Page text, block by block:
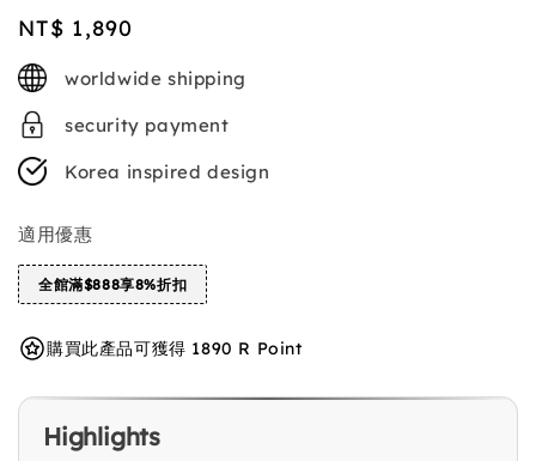
Regular
price
NT$ 1,890
worldwide shipping
security payment
Korea inspired design
適用優惠
全館滿$888享8%折扣
購買此產品可獲得 1890 R Point
Highlights